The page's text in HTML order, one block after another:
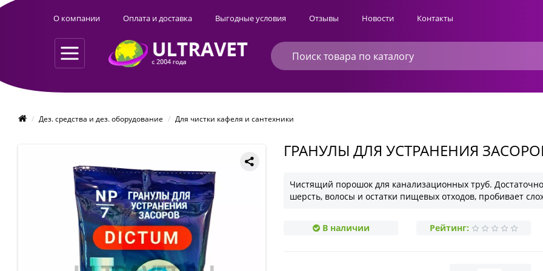
О компании Оплата и доставка Выгодные условия Отзывы Новости Контакты
Дез. средства и дез. оборудование Для чистки кафеля и сантехники
ГРАНУЛЫ ДЛЯ УСТРАНЕНИЯ
Чистящий порошок для канализационных труб.
шерсть, волосы и остатки пищевых отходов, пробивает
В наличии Рейтинг: